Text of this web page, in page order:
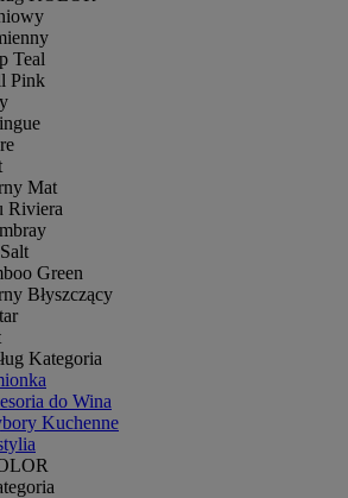
Teal
Pink
Mat
Riviera
Green
Błyszczący
Kategoria
do Wina
Kuchenne